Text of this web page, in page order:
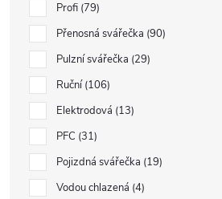
Profi 79
Přenosná svářečka 90
Pulzní svářečka 29
Ruční 106
Elektrodová 13
PFC 31
Pojizdná svářečka 19
Vodou chlazená 4